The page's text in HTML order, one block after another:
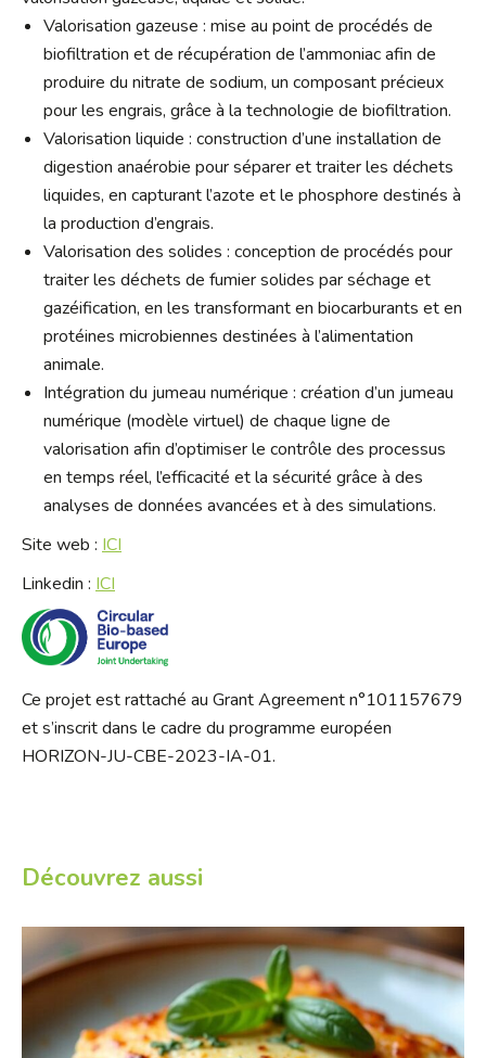
Valorisation gazeuse : mise au point de procédés de
biofiltration et de récupération de l’ammoniac afin de
produire du nitrate de sodium, un composant précieux
pour les engrais, grâce à la technologie de biofiltration.
Valorisation liquide : construction d’une installation de
digestion anaérobie pour séparer et traiter les déchets
liquides, en capturant l’azote et le phosphore destinés à
la production d’engrais.
Valorisation des solides : conception de procédés pour
traiter les déchets de fumier solides par séchage et
gazéification, en les transformant en biocarburants et en
protéines microbiennes destinées à l’alimentation
animale.
Intégration du jumeau numérique : création d’un jumeau
numérique (modèle virtuel) de chaque ligne de
valorisation afin d’optimiser le contrôle des processus
en temps réel, l’efficacité et la sécurité grâce à des
analyses de données avancées et à des simulations.
Site web : ICI
Linkedin : ICI
Ce projet est rattaché au Grant Agreement n°101157679
et s’inscrit dans le cadre du programme européen
HORIZON-JU-CBE-2023-IA-01.
Découvrez aussi